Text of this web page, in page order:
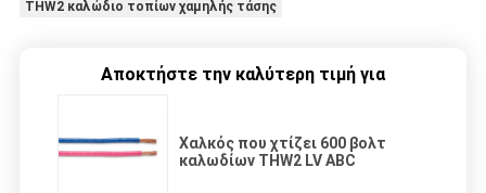
THW2 καλώδιο τοπίων χαμηλής τάσης
Αποκτήστε την καλύτερη τιμή για
Χαλκός που χτίζει 600 βολτ
καλωδίων THW2 LV ABC